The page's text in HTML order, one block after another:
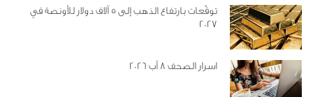
توقّعات بارتفاع الذهب إلى 5 آلاف دولار للأونصة في
2027
اسرار الصحف 8 آب 2026